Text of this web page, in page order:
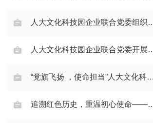
人大文化科技园企业联合党委组织主题观影活动——观影《我和我的家乡》《金刚川》
人大文化科技园企业联合党委开展主题党日活动——观影《八佰》
“党旗飞扬 ，使命担当”人大文化科技园企业联合党委在行动
追溯红色历史，重温初心使命——人大文化科技园企业联合党委赴香山革命纪念馆开展“不忘初心、牢记使命”主题教育